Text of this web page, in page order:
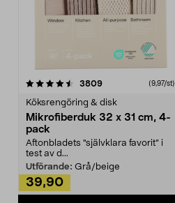
3809recensioner (9,97/st)
Köksrengöring & disk
Mikrofiberduk 32 x 31 cm, 4-
pack
Aftonbladets "självklara favorit” i
test av d...
Utförande: Grå/beige
39,90
4.0av 5 stjärnor